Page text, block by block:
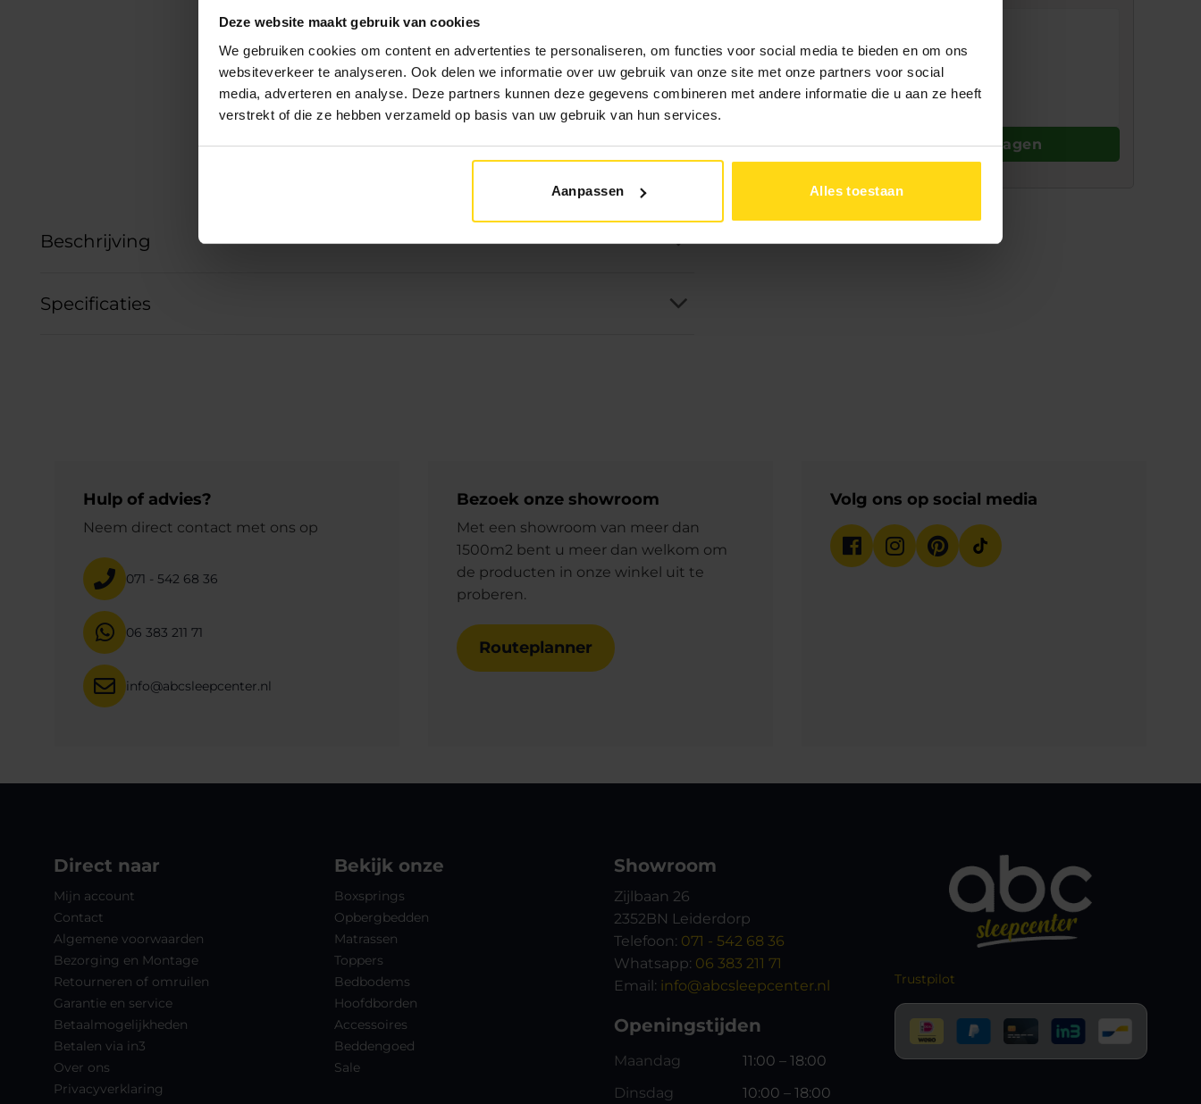
Deze website maakt gebruik van cookies
We gebruiken cookies om content en advertenties te personaliseren, om functies voor social media te bieden en om ons
websiteverkeer te analyseren. Ook delen we informatie over uw gebruik van onze site met onze partners voor social
media, adverteren en analyse. Deze partners kunnen deze gegevens combineren met andere informatie die u aan ze heeft
verstrekt of die ze hebben verzameld op basis van uw gebruik van hun services.
Aanpassen Alles toestaan
Bezorging:
4 tot 8 weken
Afhalen:2tot 4 weken
Toevoegen aan winkelwagen
Beschrijving
Specificaties
Hulp of advies?
Neem direct contact met ons op
071 - 542 68 36
06 383 211 71
info@abcsleepcenter.nl
Bezoek onze showroom
Met een showroom van meer dan
1500m2 bent u meer dan welkom om
de producten in onze winkel uit te
proberen.
Routeplanner
Volg ons op social media
Direct naar
Mijn account
Contact
Algemene voorwaarden
Bezorging en Montage
Retourneren of omruilen
Garantie en service
Betaalmogelijkheden
Betalen via in3
Over ons
Privacyverklaring
Bekijk onze
Boxsprings
Opbergbedden
Matrassen
Toppers
Bedbodems
Hoofdborden
Accessoires
Beddengoed
Sale
Showroom
Zijlbaan 26
2352BN Leiderdorp
Telefoon: 071 - 542 68 36
Whatsapp: 06 383 211 71
Email: info@abcsleepcenter.nl
Openingstijden
Maandag
11:00 – 18:00
Dinsdag
10:00 – 18:00
Trustpilot